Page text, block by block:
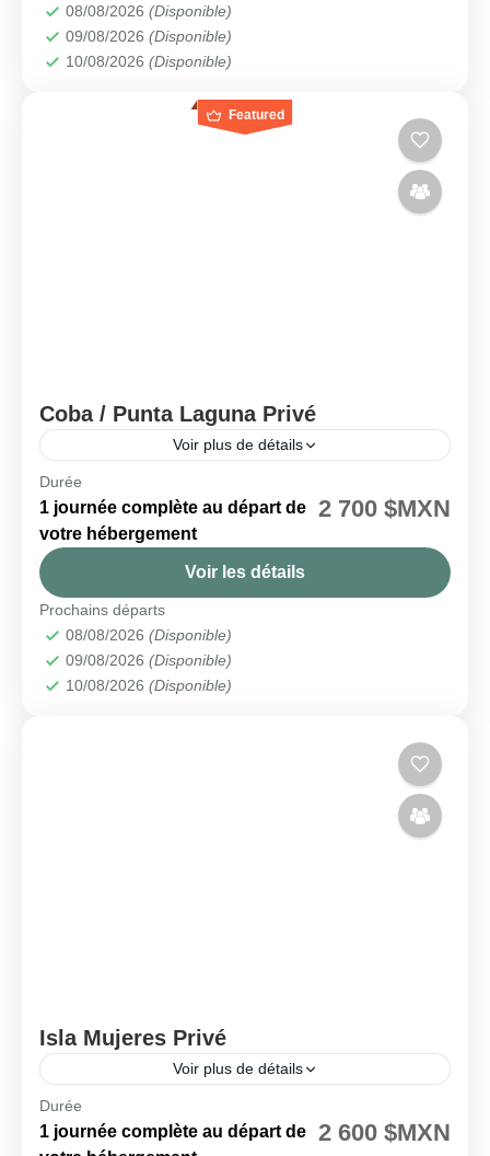
08/08/2026 (Disponible)
09/08/2026 (Disponible)
10/08/2026 (Disponible)
Featured
Coba / Punta Laguna Privé
Voir plus de détails
🗓️ Disponible tous les jours
Coba,
Punta Laguna
Facile
Durée
1 journée complète au départ de
votre hébergement
2 700 $MXN
Voir les détails
Prochains départs
08/08/2026 (Disponible)
09/08/2026 (Disponible)
10/08/2026 (Disponible)
Isla Mujeres Privé
Voir plus de détails
🗓️ Disponible tous les jours
Isla Mujeres
Durée
1 journée complète au départ de
2 600 $MXN